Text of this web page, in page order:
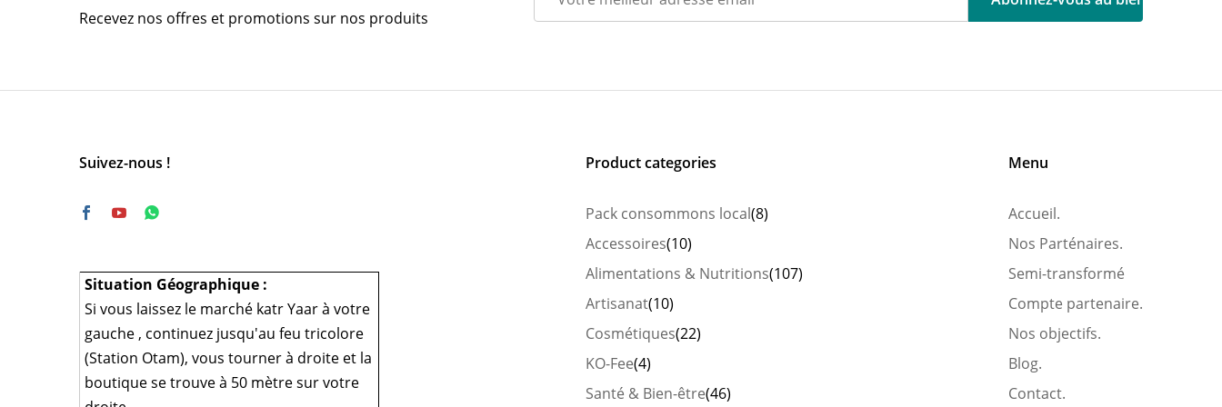
Recevez nos offres et promotions sur nos produits
Suivez-nous !
Situation Géographique :
Si vous laissez le marché katr Yaar à votre
gauche , continuez jusqu'au feu tricolore
(Station Otam), vous tourner à droite et la
boutique se trouve à 50 mètre sur votre
Product categories
Pack consommons local(8)
Accessoires(10)
Alimentations & Nutritions(107)
Artisanat(10)
Cosmétiques(22)
KO-Fee(4)
Santé & Bien-être(46)
Menu
Accueil.
Nos Parténaires.
Semi-transformé
Compte partenaire.
Nos objectifs.
Blog.
Contact.